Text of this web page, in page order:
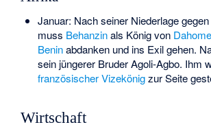
Januar: Nach seiner Niederlage
muss Behanzinals König von
Beninabdanken und ins Exil gehen.
sein jüngerer BruderAgoli-Agbo. Ihm
französischer Vizekönigzur Seite
Wirtschaft